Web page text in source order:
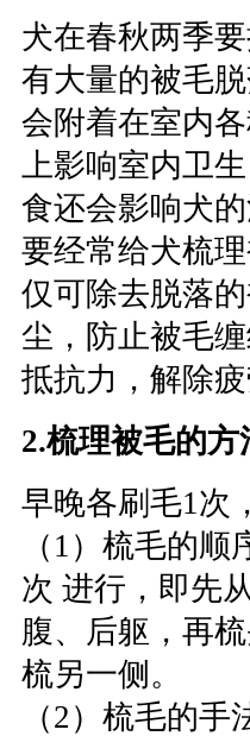
犬在春秋两季
有大量的被毛
会附着在室内
上影响室内卫
食还会影响犬的
要经常给犬梳
仅可除去脱落
尘，防止被毛
抵抗力，解除疲
2.梳理被毛的方
早晚各刷毛1次
（1）梳毛的
次 进行，即先
腹、后躯，再
梳另一侧。
（2）梳毛的